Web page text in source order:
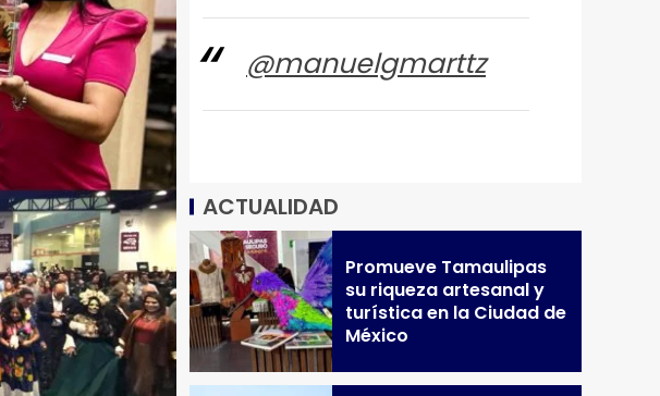
@manuelgmarttz
ACTUALIDAD
Promueve Tamaulipas
su riqueza artesanal y
turística en la Ciudad de
México